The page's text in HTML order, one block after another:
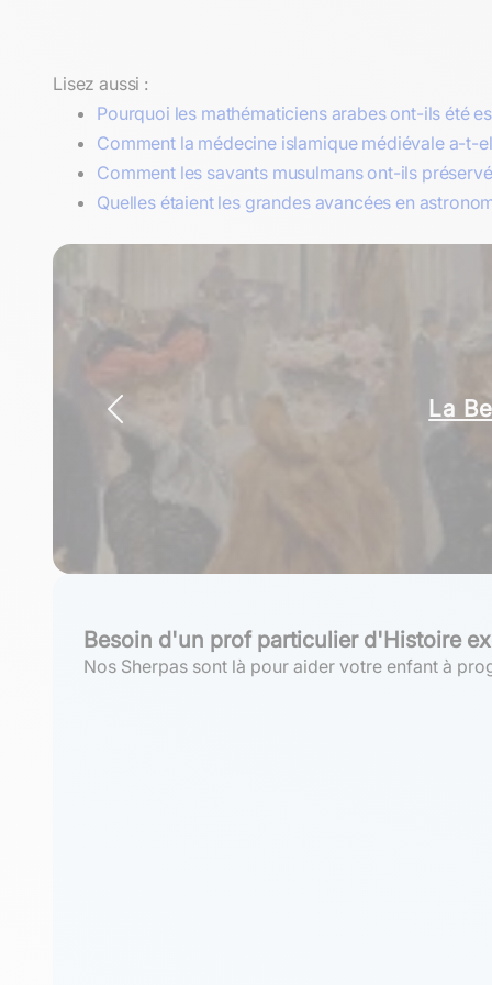
Lisez aussi :
Pourquoi les mathématiciens arabes ont-ils été
Comment la médecine islamique médiévale a-t-
Comment les savants musulmans ont-ils
Quelles étaient les grandes avancées en
La
Besoin d'un prof particulier d'Histoire
Nos Sherpas sont là pour aider votre enfant à